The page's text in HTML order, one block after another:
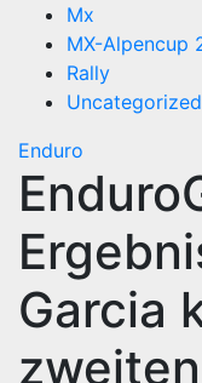
Mx
MX-Alpencup
Rally
Uncategorized
Enduro
Garcia